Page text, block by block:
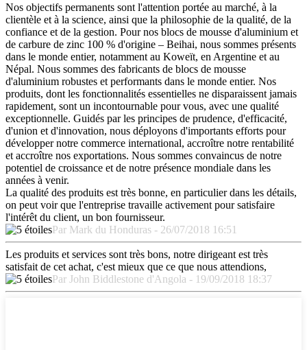
Nos objectifs permanents sont l'attention portée au marché, à la
clientèle et à la science, ainsi que la philosophie de la qualité, de la
confiance et de la gestion. Pour nos blocs de mousse d'aluminium et
de carbure de zinc 100 % d'origine – Beihai, nous sommes présents
dans le monde entier, notamment au Koweït, en Argentine et au
Népal. Nous sommes des fabricants de blocs de mousse
d'aluminium robustes et performants dans le monde entier. Nos
produits, dont les fonctionnalités essentielles ne disparaissent jamais
rapidement, sont un incontournable pour vous, avec une qualité
exceptionnelle. Guidés par les principes de prudence, d'efficacité,
d'union et d'innovation, nous déployons d'importants efforts pour
développer notre commerce international, accroître notre rentabilité
et accroître nos exportations. Nous sommes convaincus de notre
potentiel de croissance et de notre présence mondiale dans les
années à venir.
La qualité des produits est très bonne, en particulier dans les détails,
on peut voir que l'entreprise travaille activement pour satisfaire
l'intérêt du client, un bon fournisseur.
Par Mark du Honduras - 26/07/2018 16:51
Les produits et services sont très bons, notre dirigeant est très
satisfait de cet achat, c'est mieux que ce que nous attendions,
Par John Biddlestone d'Angola - 19/09/2018 18:37